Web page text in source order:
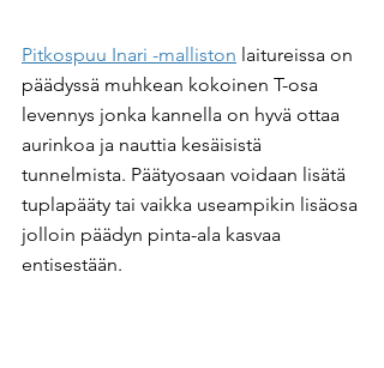
Pitkospuu Inari -malliston laitureissa on
päädyssä muhkean kokoinen T-osa
levennys jonka kannella on hyvä ottaa
aurinkoa ja nauttia kesäisistä
tunnelmista. Päätyosaan voidaan lisätä
tuplapääty tai vaikka useampikin lisäosa
jolloin päädyn pinta-ala kasvaa
entisestään.